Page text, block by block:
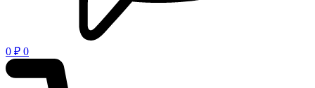
0 ₽ 0